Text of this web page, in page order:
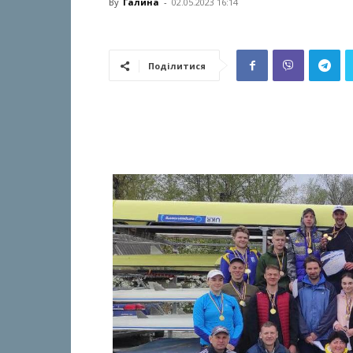
Поділитися